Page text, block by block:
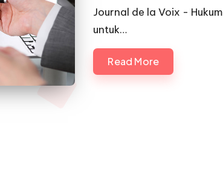
by
Journal de la Voix -
untuk…
Read More